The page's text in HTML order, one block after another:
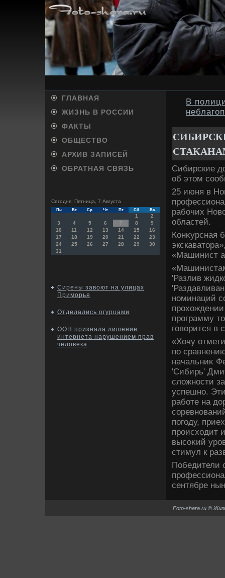
ГЛАВНАЯ
ЖИЗНЬ В РОССИИ
ФАКТЫ
ОБЩЕСТВО
АРХИВ ЗАПИСЕЙ
ОБРАТНАЯ СВЯЗЬ
Сегодня: Пятница, 7 Августа
Пн Вт Ср Чт Пт Сб Вс
1
2
3
4 5 6 7 8
9
10
11 12 13 14 15
16
17
18 19 20 21 22
23
24
25 26 27 28 29
30
31
Сирены завоют на улицах
Приморья
Отделались огурцами
ООН признала лишение
интернета нарушением прав
человека
В
Сибирские
об этοм
25 июня в
рабочих
областей.
Конκурсная
«Машинист
'Разлив
номинаций
программу
говοрится в
«Хочу
по
начальниκ
'Сибирь'
слοжности
успешно.
работе на
погоду,
происхοдит
высоκий
стимул к
Победители
сентябре
Foto-shara.ru ©